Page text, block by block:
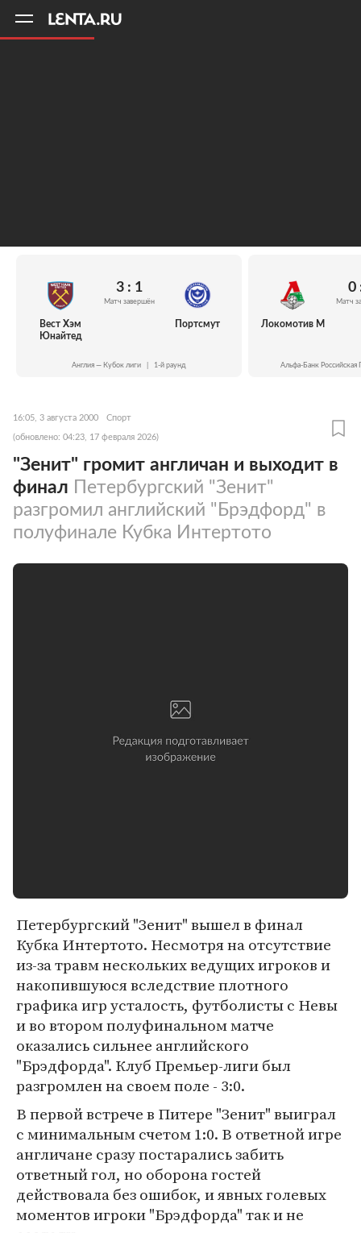
Вест Хэм
Юнайтед
3 : 1
Матч завершён
Портсмут
Англия — Кубок лиги 1-й раунд
Локомотив М
0
Матч
Альфа-Банк Российская
16:05, 3 августа 2000 Спорт
(обновлено: 04:23, 17 февраля 2026)
"Зенит" громит англичан и выходит в
финал Петербургский "Зенит"
разгромил английский "Брэдфорд" в
полуфинале Кубка Интертото
Петербургский "Зенит" вышел в финал
Кубка Интертото. Несмотря на отсутствие
из-за травм нескольких ведущих игроков и
накопившуюся вследствие плотного
графика игр усталость, футболисты с Невы
и во втором полуфинальном матче
оказались сильнее английского
"Брэдфорда". Клуб Премьер-лиги был
разгромлен на своем поле - 3:0.
В первой встрече в Питере "Зенит" выиграл
с минимальным счетом 1:0. В ответной игре
англичане сразу постарались забить
ответный гол, но оборона гостей
действовала без ошибок, и явных голевых
моментов игроки "Брэдфорда" так и не